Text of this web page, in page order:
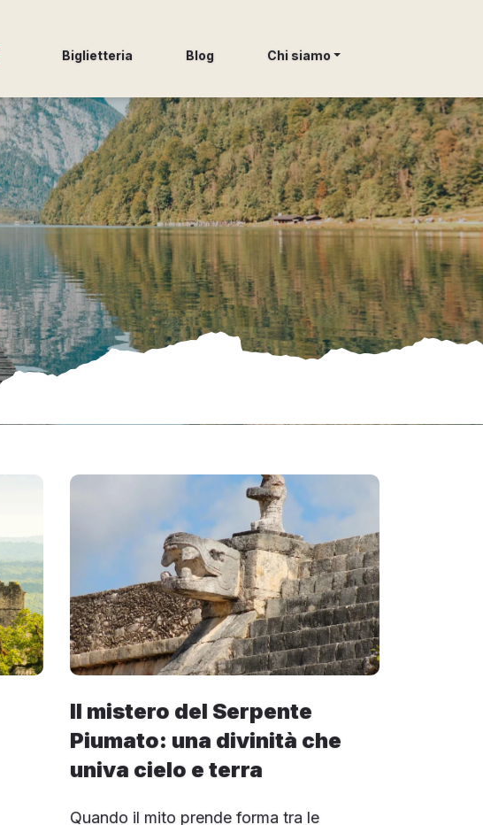
Biglietteria Blog Chi siamo
Il mistero del Serpente
Piumato: una divinità che
univa cielo e terra
Quando il mito prende forma tra le